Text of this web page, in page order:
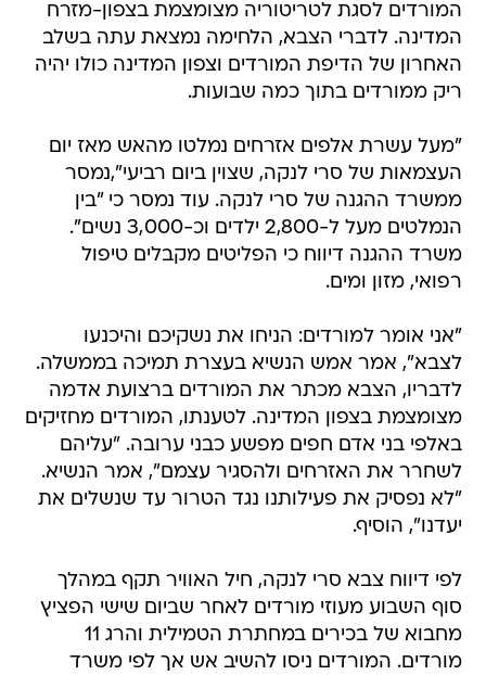
המורדים לסגת לטריטוריה מצומצמת בצפון-מזרח
המדינה. לדברי הצבא, הלחימה נמצאת עתה בשלב
האחרון של הדיפת המורדים וצפון המדינה כולו יהיה
ריק ממורדים בתוך כמה שבועות.
"מעל עשרת אלפים אזרחים נמלטו מהאש מאז יום
העצמאות של סרי לנקה, שצוין ביום רביעי",נמסר
ממשרד ההגנה של סרי לנקה. עוד נמסר כי "בין
הנמלטים מעל ל-2,800 ילדים וכ-3,000 נשים".
משרד ההגנה דיווח כי הפליטים מקבלים טיפול
רפואי, מזון ומים.
"אני אומר למורדים: הניחו את נשקיכם והיכנעו
לצבא", אמר אמש הנשיא בעצרת תמיכה בממשלה.
לדבריו, הצבא מכתר את המורדים ברצועת אדמה
מצומצמת בצפון המדינה. לטענתו, המורדים מחזיקים
באלפי בני אדם חפים מפשע כבני ערובה. "עליהם
לשחרר את האזרחים ולהסגיר עצמם", אמר הנשיא.
"לא נפסיק את פעילותנו נגד הטרור עד שנשלים את
יעדנו", הוסיף.
לפי דיווח צבא סרי לנקה, חיל האוויר תקף במהלך
סוף השבוע מעוזי מורדים לאחר שביום שישי הפציץ
מחבוא של בכירים במחתרת הטמילית והרג 11
מורדים. המורדים ניסו להשיב אש אך לפי משרד